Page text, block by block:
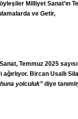
Milliyet Sanat’ın
ve Getir,
Temmuz 2025
ağırlıyor. Bircan Usallı
yolculuk” diye